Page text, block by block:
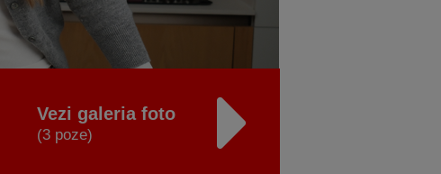
Vezi galeria foto
(3 poze)